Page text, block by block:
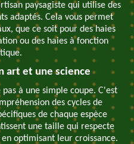
paysagiste qui utilise des
adaptés. Cela vous permet
que ce soit pour des haies
ou des haies à fonction
art et une science
à une simple coupe. C'est
des cycles de
de chaque espèce
une taille qui respecte
optimisant leur croissance.